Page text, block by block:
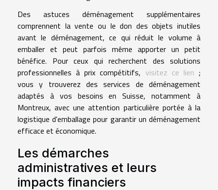
Des astuces déménagement supplémentaires
comprennent la vente ou le don des objets inutiles
avant le déménagement, ce qui réduit le volume à
emballer et peut parfois même apporter un petit
bénéfice. Pour ceux qui recherchent des solutions
professionnelles à prix compétitifs, visitez ce lien ;
vous y trouverez des services de déménagement
adaptés à vos besoins en Suisse, notamment à
Montreux, avec une attention particulière portée à la
logistique d'emballage pour garantir un déménagement
efficace et économique.
Les démarches
administratives et leurs
impacts financiers